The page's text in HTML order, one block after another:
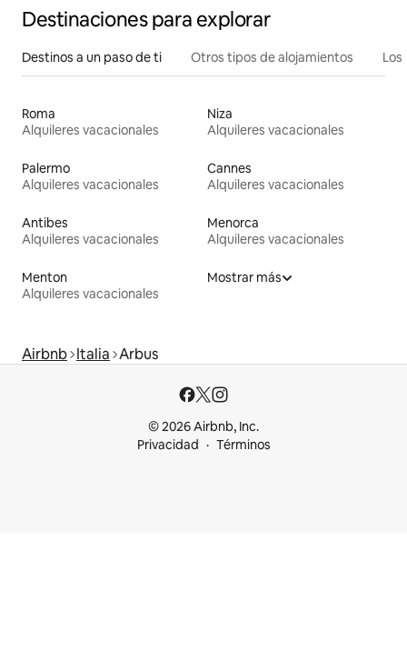
Destinaciones para explorar
Destinos a un paso de ti Otros tipos de alojamientos
Roma
Alquileres vacacionales
Niza
Alquileres vacacionales
Palermo
Alquileres vacacionales
Cannes
Alquileres vacacionales
Antibes
Alquileres vacacionales
Menorca
Alquileres vacacionales
Menton
Alquileres vacacionales
Mostrar más
Airbnb Italia Arbus
© 2026 Airbnb, Inc.
Privacidad
Términos